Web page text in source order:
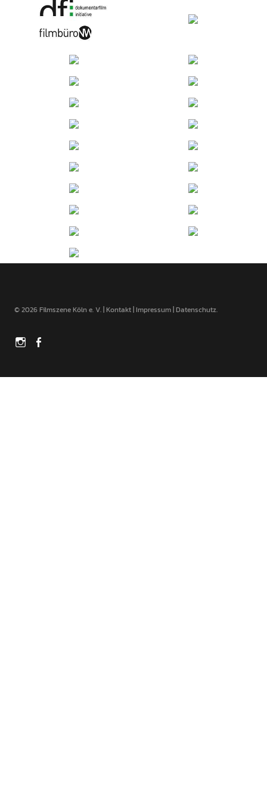
© 2026 Filmszene Köln e. V. |Kontakt|Impressum|Datenschutz